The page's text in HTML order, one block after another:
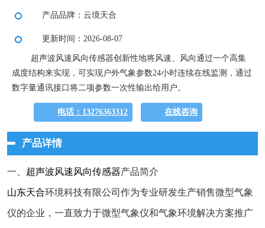
产品品牌：云境天合
更新时间：2026-08-07
超声波风速风向传感器创新性地将风速、风向通过一个高集
成度结构来实现，可实现户外气象参数24小时连续在线监测，通过
数字量通讯接口将二项参数一次性输出给用户。
电话：13276363312 在线咨询
产品详情
一、 超声波风速风向传感器产品简介
山东天合环境科技有限公司作为专业研发生产销售微型气象
仪的企业，一直致力于微型气象仪和气象环境解决方案推广